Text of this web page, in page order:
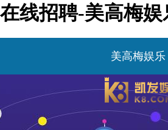
在线招聘-美高梅娱
美高梅娱乐